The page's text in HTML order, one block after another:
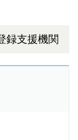
録支援機関